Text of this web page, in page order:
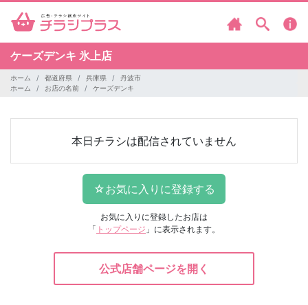
ケーズデンキ 氷上店
ホーム 都道府県 兵庫県
丹波市
ホーム
お店の名前 ケーズデンキ
本日チラシは配信されていません
お気に入りに登録したお店は
「 トップページ 」に表示されます。
公式店舗ページを開く